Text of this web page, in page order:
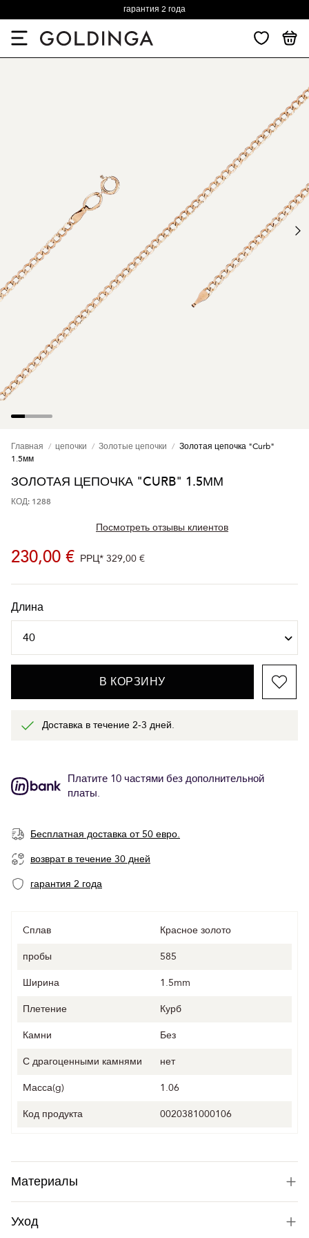
гарантия 2 года
Главная цепочки Золотые цепочки
Золотая цепочка "Curb"
1.5мм
ЗОЛОТАЯ ЦЕПОЧКА "CURB" 1.5ММ
КОД: 1288
Посмотреть отзывы клиентов
230,00 € РРЦ* 329,00 €
Длина
В КОРЗИНУ
Доставка в течение 2-3 дней.
Платите 10 частями без дополнительной
платы.
Бесплатная доставка от 50 евро.
возврат в течение 30 дней
гарантия 2 года
Cплав
Красное золото
пробы
585
Ширина
1.5mm
Плетение
Курб
Камни
Без
С драгоценными камнями
нет
Mасса(g)
1.06
Код продукта
0020381000106
Материалы
Уход